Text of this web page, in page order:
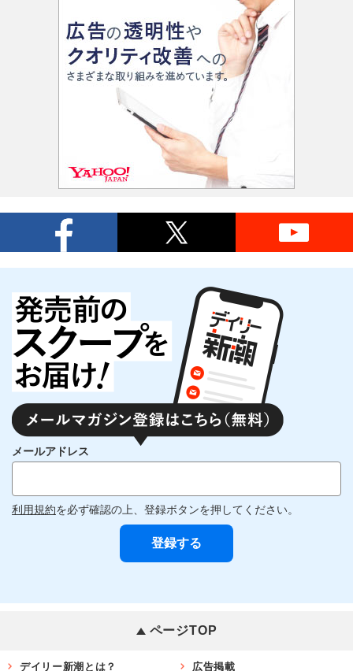
メールアドレス
利用規約を必ず確認の上、登録ボタンを押してください。
ページTOP
デイリー新潮とは？ 広告掲載